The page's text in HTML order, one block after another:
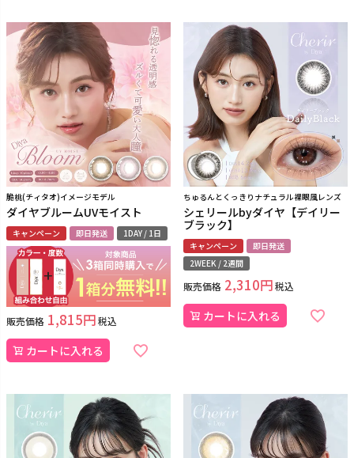
脆桃(チィタオ)イメージモデル
ダイヤブルームUVモイスト
キャンペーン 即日発送 1DAY / 1日
販売価格 1,815 税込
カートに入れる
ちゅるんとくっきりナチュラル裸眼風レンズ
シェリールbyダイヤ【デイリー
ブラック】
キャンペーン
即日発送
2WEEK / 2週間
販売価格 2,310 税込
カートに入れる